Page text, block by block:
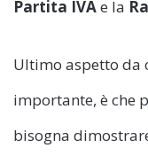
Partita IVAe la
Ultimo aspetto da
importante, è che
bisogna